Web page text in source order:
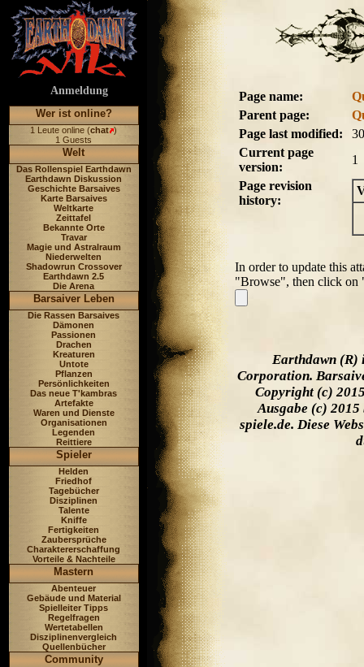
Anmeldung
Wer ist online?
1 Leute online (chat )
1 Guests
Welt
Das Rollenspiel Earthdawn
Earthdawn Diskussion
Geschichte Barsaives
Karte Barsaives
Weltkarte
Zeittafel
Bekannte Orte
Travar
Magie und Astralraum
Niederwelten
Shadowrun Crossover
Earthdawn 2.5
Die Arena
Barsaiver Leben
Die Rassen Barsaives
Dämonen
Passionen
Drachen
Kreaturen
Untote
Pflanzen
Persönlichkeiten
Das neue T'kambras
Artefakte
Waren und Dienste
Organisationen
Legenden
Reittiere
Spieler
Helden
Friedhof
Tagebücher
Disziplinen
Talente
Kniffe
Fertigkeiten
Zaubersprüche
Charaktererschaffung
Vorteile & Nachteile
Mastern
Abenteuer
Gebäude und Material
Spielleiter Tipps
Regelfragen
Wertetabellen
Disziplinenvergleich
Quellenbücher
Community
Page name:
Parent page:
Page last modified:
Current page
version:
1
Page revision
history:
In order to update this
"Browse", then click on
Earthdawn (R)
Corporation.
Copyright (c)
Ausgabe (c) 2015
spiele.de. Diese